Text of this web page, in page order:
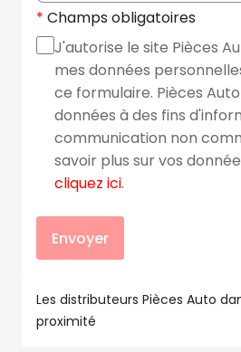
Champs obligatoires
J'autorise le site Pièces
mes données
ce formulaire. Pièces
données à des fins
communication non
savoir plus sur vos
cliquez ici.
Envoyer
Les distributeurs Pièces Auto
proximité